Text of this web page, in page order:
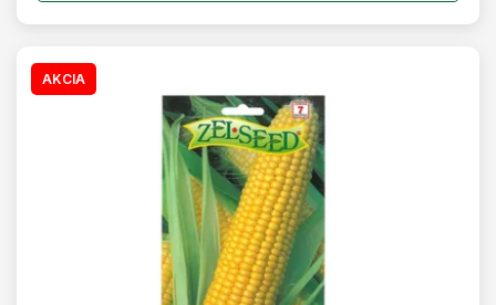
AKCIA